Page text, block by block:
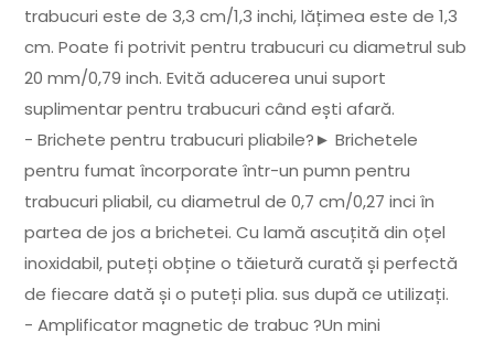
trabucuri este de 3,3 cm/1,3 inchi, lățimea este de 1,3
cm. Poate fi potrivit pentru trabucuri cu diametrul sub
20 mm/0,79 inch. Evită aducerea unui suport
suplimentar pentru trabucuri când ești afară.
- Brichete pentru trabucuri pliabile?► Brichetele
pentru fumat încorporate într-un pumn pentru
trabucuri pliabil, cu diametrul de 0,7 cm/0,27 inci în
partea de jos a brichetei. Cu lamă ascuțită din oțel
inoxidabil, puteți obține o tăietură curată și perfectă
de fiecare dată și o puteți plia. sus după ce utilizați.
- Amplificator magnetic de trabuc ?Un mini